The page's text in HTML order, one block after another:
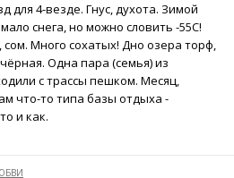
для 4-везде. Гнус, духота. Зимой
снега, но можно словить -55С!
Много сохатых! Дно озера торф,
Одна пара (семья) из
с трассы пешком. Месяц,
что-то типа базы отдыха -
и как.